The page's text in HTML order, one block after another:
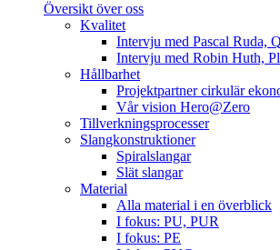
Översikt över oss
Kvalitet
Intervju med Pascal Ruda,
Intervju med Robin Huth,
Hållbarhet
Projektpartner cirkulär
Vår vision Hero@Zero
Tillverkningsprocesser
Slangkonstruktioner
Spiralslangar
Slät slangar
Material
Alla material i en överblick
I fokus: PU, PUR
I fokus: PE